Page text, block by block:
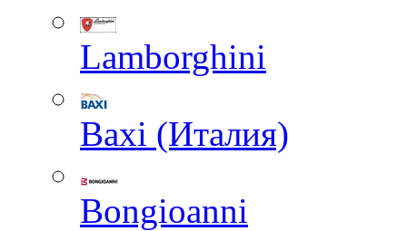
Lamborghini
Baxi (Италия)
Вongioanni